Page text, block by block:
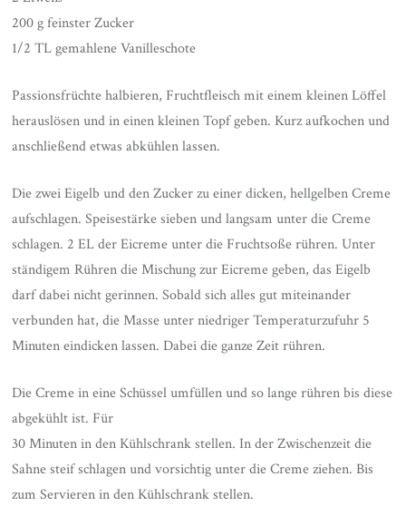
200 g feinster Zucker
1/2 TL gemahlene Vanilleschote
Passionsfrüchte halbieren, Fruchtfleisch mit einem kleinen Löffel
herauslösen und in einen kleinen Topf geben. Kurz aufkochen und
anschließend etwas abkühlen lassen.
Die zwei Eigelb und den Zucker zu einer dicken, hellgelben Creme
aufschlagen. Speisestärke sieben und langsam unter die Creme
schlagen. 2 EL der Eicreme unter die Fruchtsoße rühren. Unter
ständigem Rühren die Mischung zur Eicreme geben, das Eigelb
darf dabei nicht gerinnen. Sobald sich alles gut miteinander
verbunden hat, die Masse unter niedriger Temperaturzufuhr 5
Minuten eindicken lassen. Dabei die ganze Zeit rühren.
Die Creme in eine Schüssel umfüllen und so lange rühren bis diese
abgekühlt ist. Für
30 Minuten in den Kühlschrank stellen. In der Zwischenzeit die
Sahne steif schlagen und vorsichtig unter die Creme ziehen. Bis
zum Servieren in den Kühlschrank stellen.